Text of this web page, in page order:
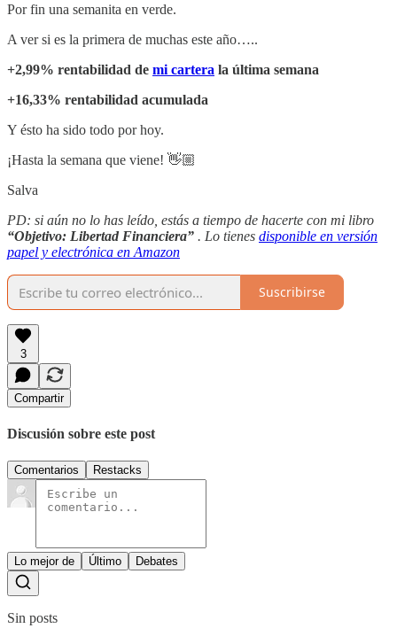
Por fin una semanita en verde.
A ver si es la primera de muchas este año…..
+2,99% rentabilidad de mi cartera la última semana
+16,33% rentabilidad acumulada
Y ésto ha sido todo por hoy.
¡Hasta la semana que viene! 👋🏼
Salva
PD: si aún no lo has leído, estás a tiempo de hacerte con mi libro
“Objetivo: Libertad Financiera” . Lo tienes disponible en versión
papel y electrónica en Amazon
Suscribirse
3
Compartir
Discusión sobre este post
Comentarios Restacks
Lo mejor de Último Debates
Sin posts